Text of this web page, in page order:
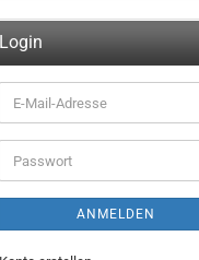
Login
E-
Mail-
Adresse
Passwort
ANMELDEN